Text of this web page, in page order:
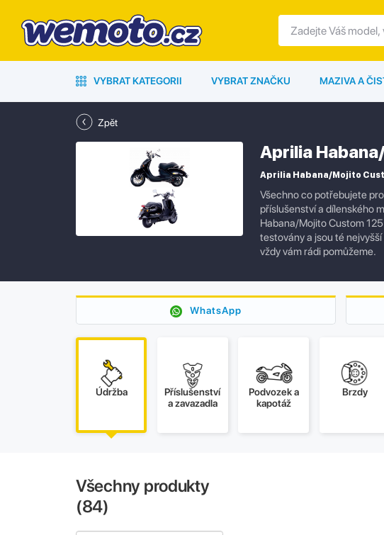
VYBRAT KATEGORII VYBRAT ZNAČKU MAZIVA A
Zpět
Aprilia
Aprilia Habana/Mojito
Všechno co potřebujete
příslušenství a dílenského
Habana/Mojito Custom
testovány a jsou té
vždy vám rádi pomůžeme.
WhatsApp
Údržba
Příslušenství
a zavazadla
Podvozek a
kapotáž
Brzdy
Všechny produkty
(84)